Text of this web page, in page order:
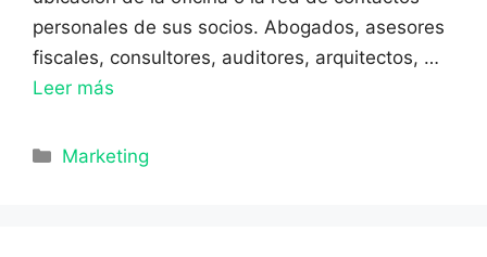
personales de sus socios. Abogados, asesores
fiscales, consultores, auditores, arquitectos, …
Leer más
Categorías
Marketing